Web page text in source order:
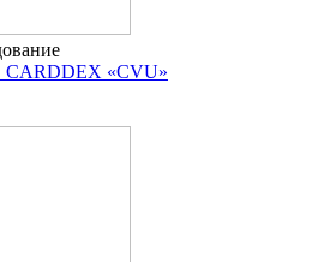
CARDDEX «CVU»